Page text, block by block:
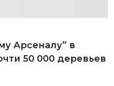
Арсеналу” в
50 000 деревьев